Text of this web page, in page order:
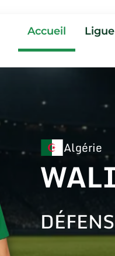
Accueil Ligue
Algérie